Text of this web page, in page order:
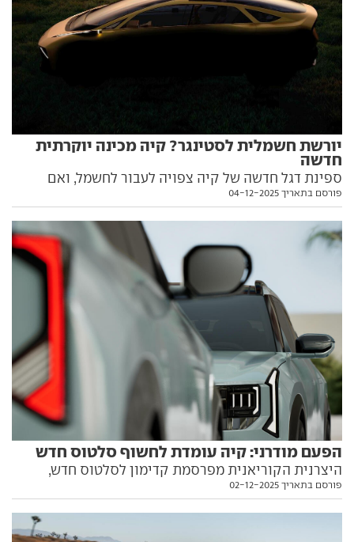
יורשת חשמלית לסטינגר? קיה מכינה יוקרתית
חדשה
ספינת דגל חדשה של קיה צפויה לעבור לחשמל, ואם
לשפוט מהתמונות הראשונות גם להפוך לקרוסאובר
פורסם בתאריך 04-12-2025
הפעם מודרני: קיה עומדת לחשוף סלטוס חדש
היצרנית הקוריאנית מפרסמת קדימון לסלטוס חדש,
פורסם בתאריך 02-12-2025